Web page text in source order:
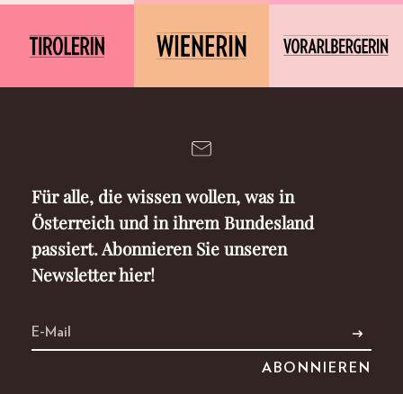
Für alle, die wissen wollen, was in
Österreich und in ihrem Bundesland
passiert. Abonnieren Sie unseren
Newsletter hier!